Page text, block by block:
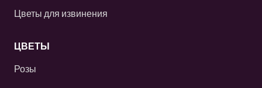
Цветы для извинения
ЦВЕТЫ
Розы